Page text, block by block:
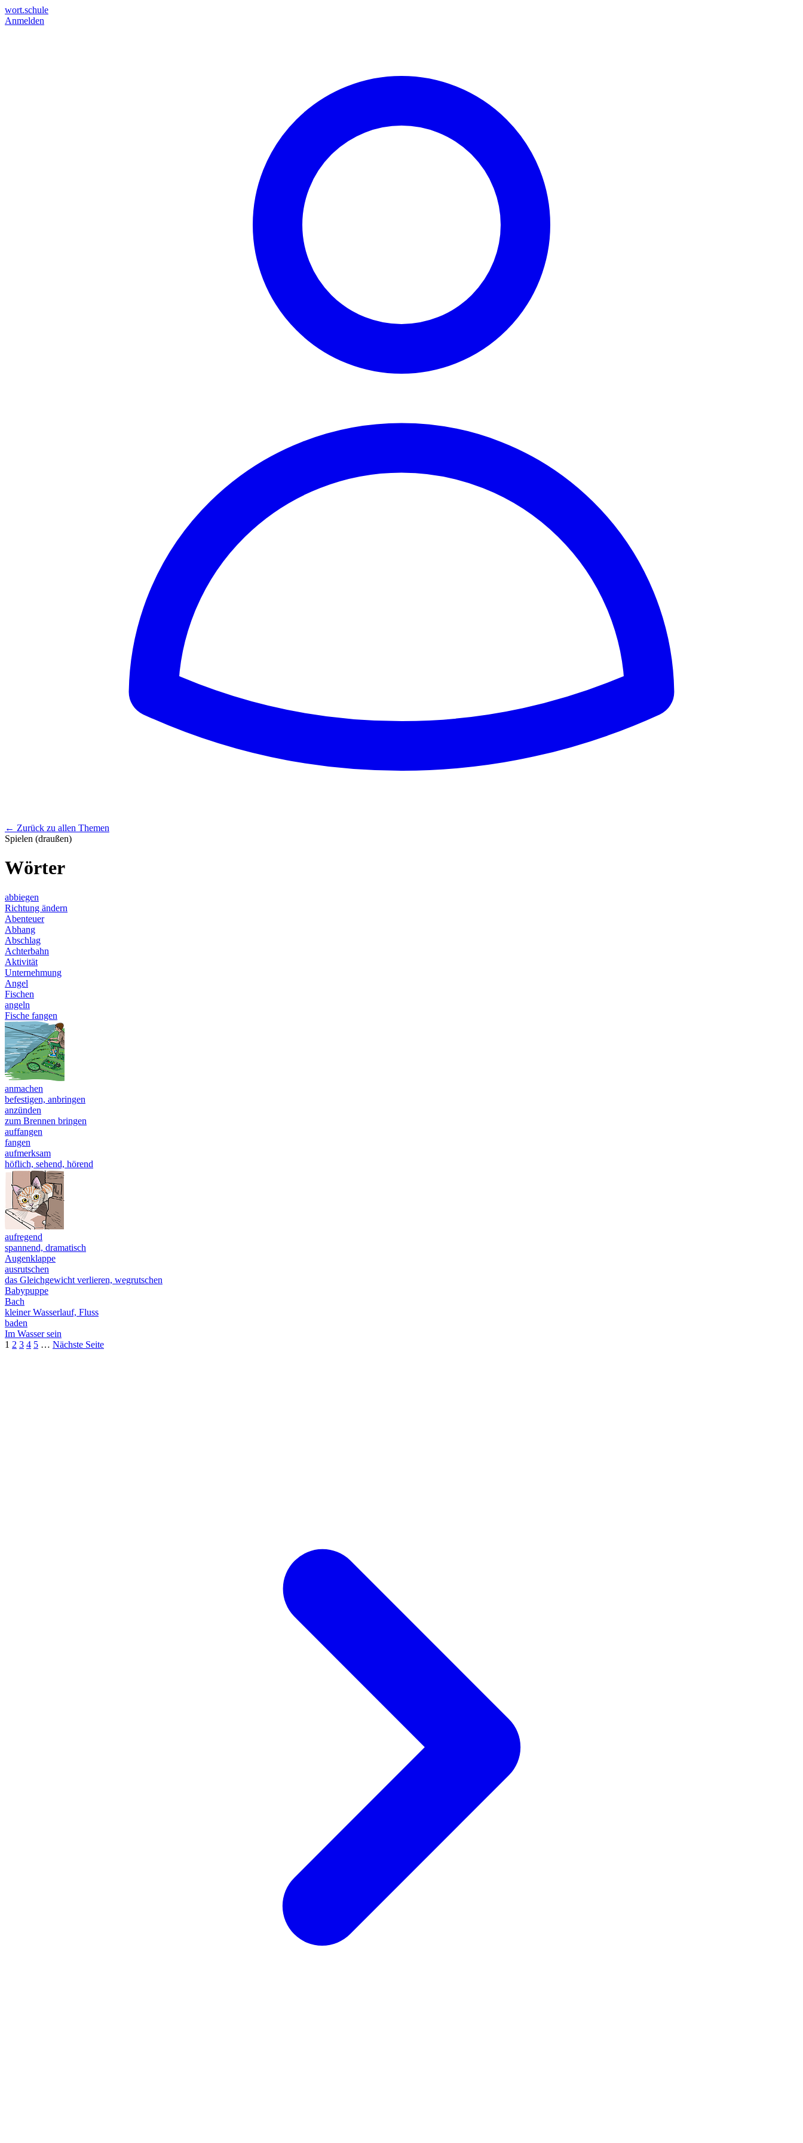
wort.schule
Anmelden
← Zurück zu allen Themen
Spielen (draußen)
Wörter
abbiegen
Richtung ändern
Abenteuer
Abhang
Abschlag
Achterbahn
Aktivität
Unternehmung
Angel
Fischen
angeln
Fische fangen
anmachen
befestigen, anbringen
anzünden
zum Brennen bringen
auffangen
fangen
aufmerksam
höflich, sehend, hörend
aufregend
spannend, dramatisch
Augenklappe
ausrutschen
das Gleichgewicht verlieren, wegrutschen
Babypuppe
Bach
kleiner Wasserlauf, Fluss
baden
Im Wasser sein
1 2 3 4 5 … Nächste Seite